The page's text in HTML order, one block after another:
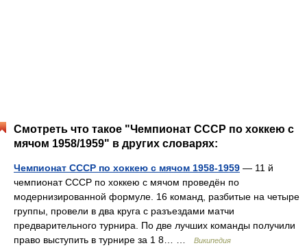
Смотреть что такое "Чемпионат СССР по хоккею с
мячом 1958/1959" в других словарях:
Чемпионат СССР по хоккею с мячом 1958-1959 — 11 й
чемпионат СССР по хоккею с мячом проведён по
модернизированной формуле. 16 команд, разбитые на четыре
группы, провели в два круга с разъездами матчи
предварительного турнира. По две лучших команды получили
право выступить в турнире за 1 8… …
Википедия